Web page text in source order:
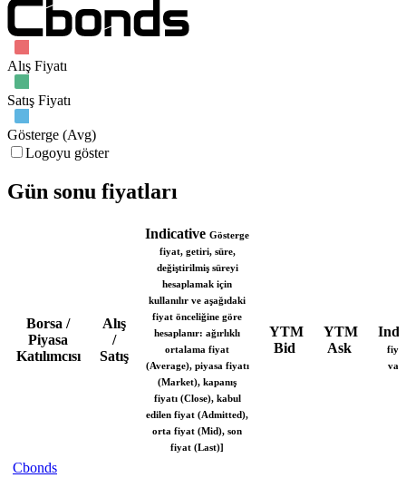
Alış Fiyatı
Satış Fiyatı
Gösterge (Avg)
Logoyu göster
Gün sonu fiyatları
Borsa /
Piyasa
Katılımcısı
Alış
/
Satış
Indicative Gösterge
fiyat, getiri, süre,
değiştirilmiş süreyi
hesaplamak için
kullanılır ve aşağıdaki
fiyat önceliğine göre
hesaplanır: ağırlıklı
ortalama fiyat
(Average), piyasa fiyatı
(Market), kapanış
fiyatı (Close), kabul
edilen fiyat (Admitted),
orta fiyat (Mid), son
fiyat (Last)]
YTM
Bid
YTM
Ask
Cbonds